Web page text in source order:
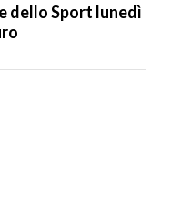
dello Sport lunedì